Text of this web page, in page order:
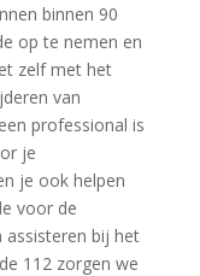
binnen 90
op te nemen en
zelf met het
van
professional is
je
je ook helpen
voor de
assisteren bij het
112 zorgen we